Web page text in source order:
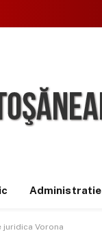
Administratie
juridica Vorona